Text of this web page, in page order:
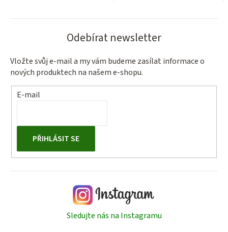
Odebírat newsletter
Vložte svůj e-mail a my vám budeme zasílat informace o
nových produktech na našem e-shopu.
E-mail
PŘIHLÁSIT SE
Sledujte nás na Instagramu